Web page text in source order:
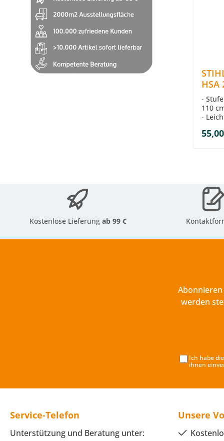
HSA
-
110
-
26
Kostenlose Lieferungab 99 €
werden
Ich habe die
ihnen
Service-Telefon
Unterstützung und Beratung unter:
Unsere